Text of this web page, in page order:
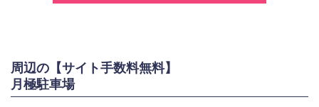
2.個人情報の利用
お問い合わせに対する回答、資料等の送付
採用に関する回答、情報の提供
周辺の【サイト手数料無料】
月極駐車場